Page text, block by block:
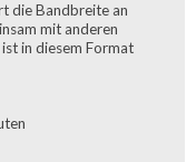
die Bandbreite an
mit anderen
in diesem Format